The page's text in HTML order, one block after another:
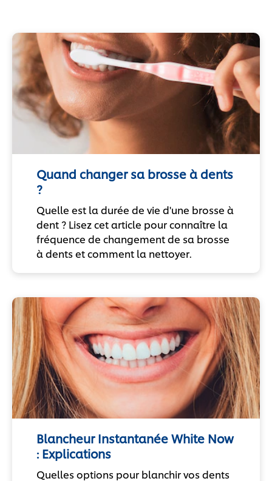
Quand changer sa brosse à dents
?
Quelle est la durée de vie d'une brosse à
dent ? Lisez cet article pour connaître la
fréquence de changement de sa brosse
à dents et comment la nettoyer.
Blancheur Instantanée White Now
: Explications
Quelles options pour blanchir vos dents